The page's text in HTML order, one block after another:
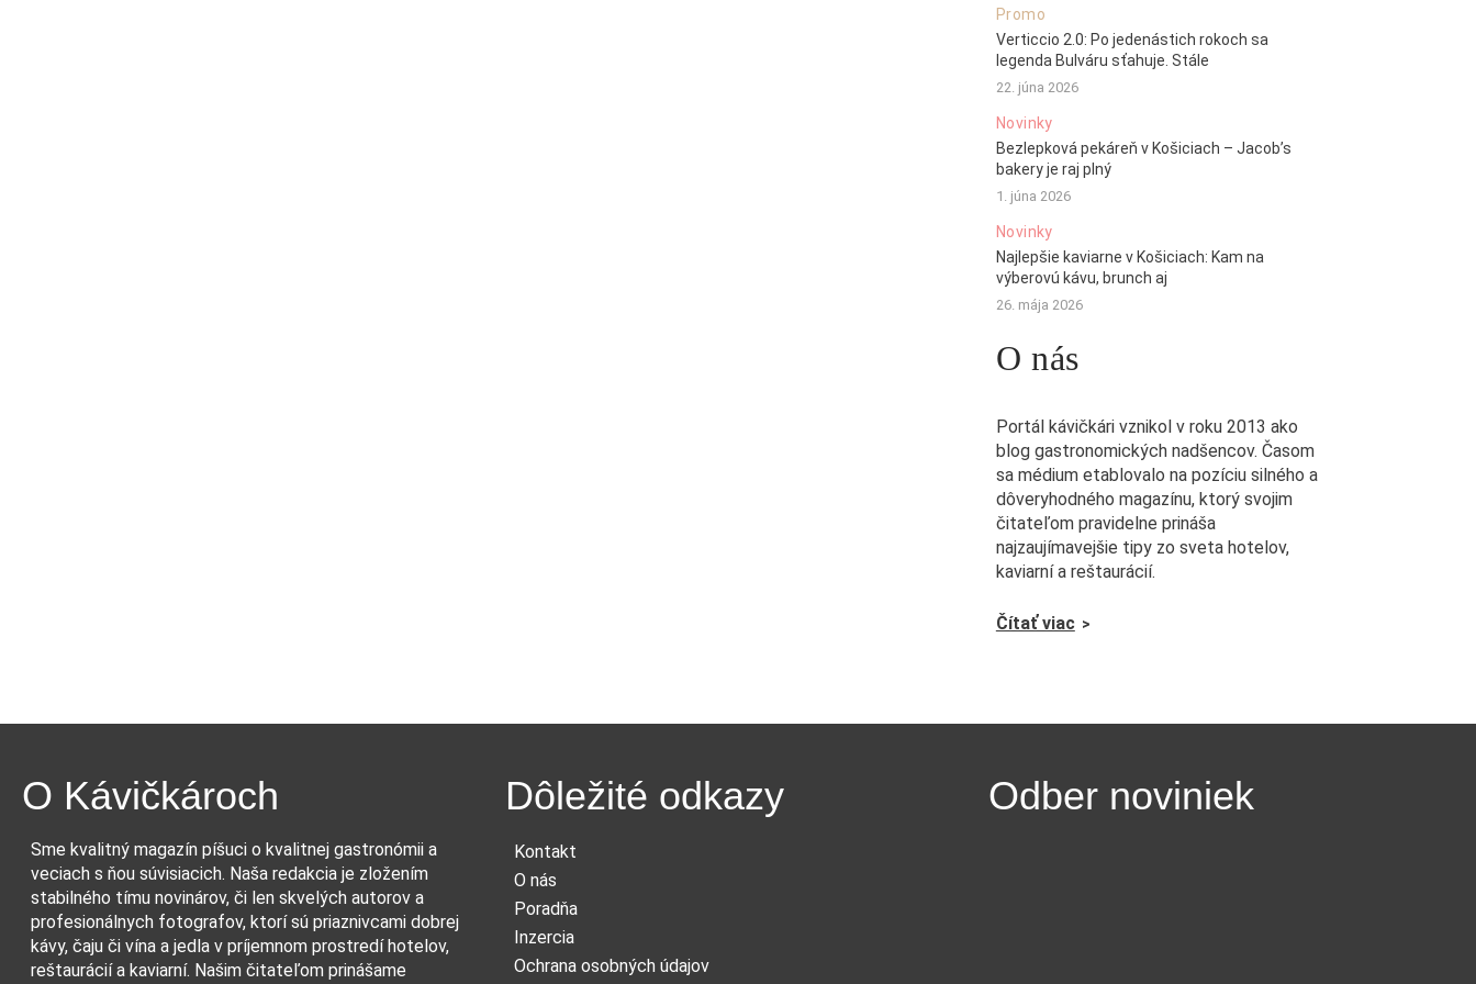
Promo
Verticcio 2.0: Po jedenástich rokoch sa
legenda Bulváru sťahuje. Stále
22. júna 2026
Novinky
Bezlepková pekáreň v Košiciach – Jacob’s
bakery je raj plný
1. júna 2026
Novinky
Najlepšie kaviarne v Košiciach: Kam na
výberovú kávu, brunch aj
26. mája 2026
O nás
Portál kávičkári vznikol v roku 2013 ako
blog gastronomických nadšencov. Časom
sa médium etablovalo na pozíciu silného a
dôveryhodného magazínu, ktorý svojim
čitateľom pravidelne prináša
najzaujímavejšie tipy zo sveta hotelov,
kaviarní a reštaurácií.
Čítať viac
O Kávičkároch
Sme kvalitný magazín píšuci o kvalitnej gastronómii a
veciach s ňou súvisiacich. Naša redakcia je zložením
stabilného tímu novinárov, či len skvelých autorov a
profesionálnych fotografov, ktorí sú priaznivcami dobrej
kávy, čaju či vína a jedla v príjemnom prostredí hotelov,
reštaurácií a kaviarní. Našim čitateľom prinášame
Dôležité odkazy
Kontakt
O nás
Poradňa
Inzercia
Ochrana osobných údajov
Odber noviniek